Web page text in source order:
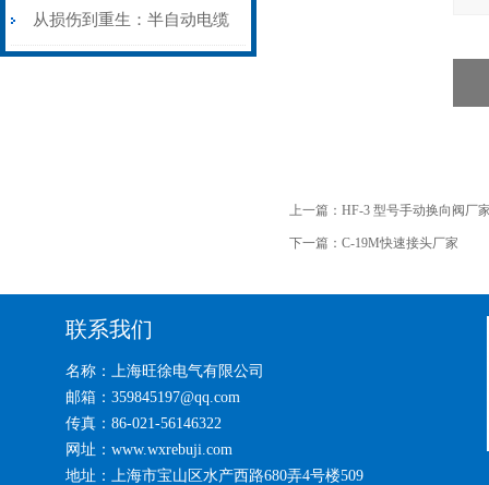
艺基石
电缆热补机智能控温，安全
从损伤到重生：半自动电缆
上一篇： HF-3 型号手动换向阀厂
下一篇： C-19M快速接头厂家
联系我们
名称：上海旺徐电气有限公司
邮箱：359845197@qq.com
传真：86-021-56146322
网址：www.wxrebuji.com
地址：上海市宝山区水产西路680弄4号楼509